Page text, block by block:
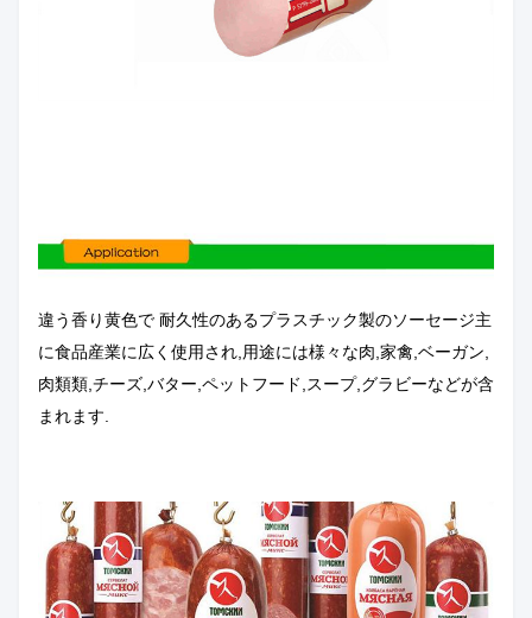
違う香り黄色で 耐久性のあるプラスチック製のソーセージ主
に食品産業に広く使用され,用途には様々な肉,家禽,ベーガン,
肉類類,チーズ,バター,ペットフード,スープ,グラビーなどが含
まれます.